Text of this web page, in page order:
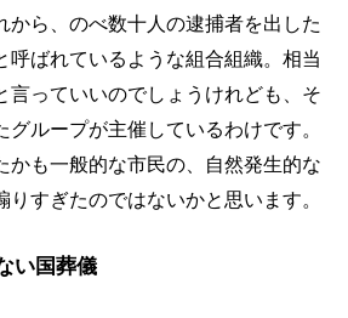
から、のべ数十人の逮捕者を出した
呼ばれているような組合組織。相当
言っていいのでしょうけれども、そ
グループが主催しているわけです。
かも一般的な市民の、自然発生的な
すぎたのではないかと思います。
い国葬儀